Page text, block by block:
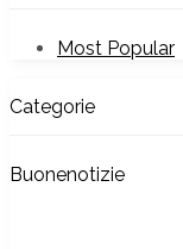
Most Popular
Categorie
Buonenotizie